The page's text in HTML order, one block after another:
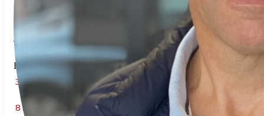
148.000€
Maison située à Fricamps
Fricamps
Réf: 2026-06-462P
3Chambre(s) Salles de bains 120 m² Surface
8Pièce(s)